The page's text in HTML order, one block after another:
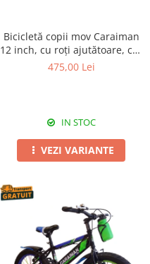
Bicicletă copii mov Caraiman
12 inch, cu roți ajutătoare, coș
și scăunel păpușă
475,00 Lei
IN STOC
VEZI VARIANTE